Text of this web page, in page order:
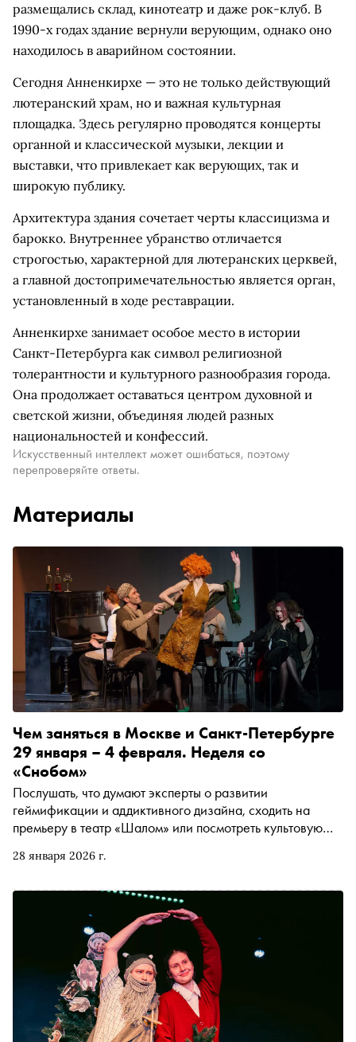
размещались склад, кинотеатр и даже рок-клуб. В
1990-х годах здание вернули верующим, однако оно
находилось в аварийном состоянии.
Сегодня Анненкирхе — это не только действующий
лютеранский храм, но и важная культурная
площадка. Здесь регулярно проводятся концерты
органной и классической музыки, лекции и
выставки, что привлекает как верующих, так и
широкую публику.
Архитектура здания сочетает черты классицизма и
барокко. Внутреннее убранство отличается
строгостью, характерной для лютеранских церквей,
а главной достопримечательностью является орган,
установленный в ходе реставрации.
Анненкирхе занимает особое место в истории
Санкт-Петербурга как символ религиозной
толерантности и культурного разнообразия города.
Она продолжает оставаться центром духовной и
светской жизни, объединяя людей разных
национальностей и конфессий.
Искусственный интеллект может ошибаться, поэтому
перепроверяйте ответы.
Материалы
28 января 2026 г.
Чем заняться в Москве и Санкт-Петербурге
29 января – 4 февраля. Неделя со
«Снобом»
Послушать, что думают эксперты о развитии
геймификации и аддиктивного дизайна, сходить на
премьеру в театр «Шалом» или посмотреть культовую
заняться и куда сходить на ближайшей неделе